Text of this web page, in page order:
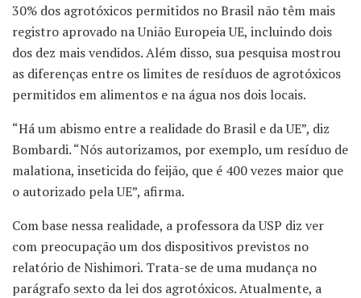
30% dos agrotóxicos permitidos no Brasil não têm mais
registro aprovado na União Europeia UE, incluindo dois
dos dez mais vendidos. Além disso, sua pesquisa mostrou
as diferenças entre os limites de resíduos de agrotóxicos
permitidos em alimentos e na água nos dois locais.
“Há um abismo entre a realidade do Brasil e da UE”, diz
Bombardi. “Nós autorizamos, por exemplo, um resíduo de
malationa, inseticida do feijão, que é 400 vezes maior que
o autorizado pela UE”, afirma.
Com base nessa realidade, a professora da USP diz ver
com preocupação um dos dispositivos previstos no
relatório de Nishimori. Trata-se de uma mudança no
parágrafo sexto da lei dos agrotóxicos. Atualmente, a